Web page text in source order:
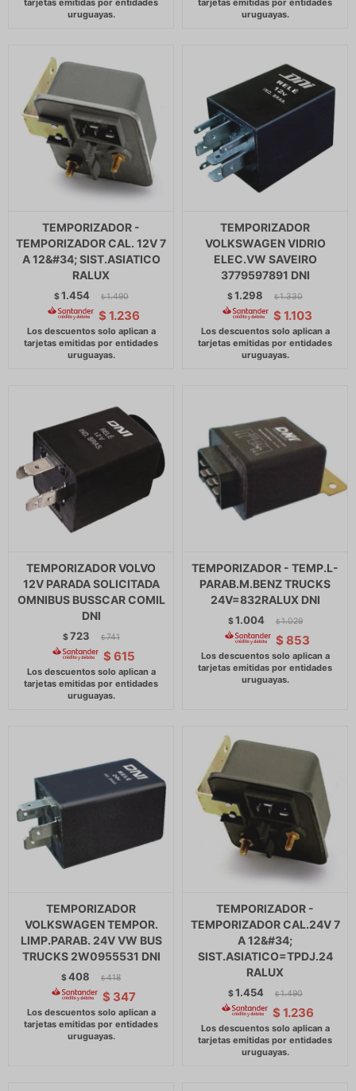
TEMPORIZADOR -
TEMPORIZADOR CAL. 12V 7
A 12&#34; SIST.ASIATICO
RALUX
$1.454 $ 1.490
$ 1.236
TEMPORIZADOR
VOLKSWAGEN VIDRIO
ELEC.VW SAVEIRO
3779597891 DNI
$1.298 $ 1.330
$ 1.103
TEMPORIZADOR VOLVO
12V PARADA SOLICITADA
OMNIBUS BUSSCAR COMIL
DNI
$723 $ 741
$ 615
TEMPORIZADOR - TEMP.L-
PARAB.M.BENZ TRUCKS
24V=832RALUX DNI
$1.004 $ 1.029
$ 853
TEMPORIZADOR
VOLKSWAGEN TEMPOR.
LIMP.PARAB. 24V VW BUS
TRUCKS 2W0955531 DNI
$408 $ 418
$ 347
TEMPORIZADOR -
TEMPORIZADOR CAL.24V 7
A 12&#34;
SIST.ASIATICO=TPDJ.24
RALUX
$1.454 $ 1.490
$ 1.236